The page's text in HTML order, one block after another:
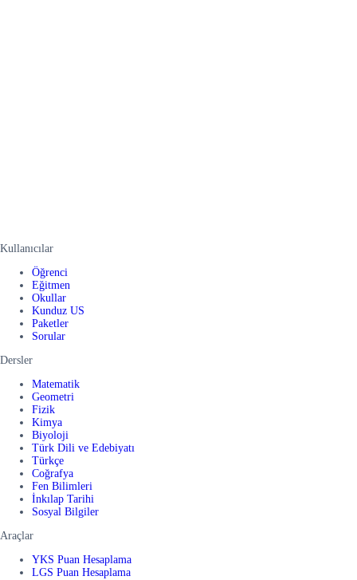
Kullanıcılar
Öğrenci
Eğitmen
Okullar
Kunduz US
Paketler
Sorular
Dersler
Matematik
Geometri
Fizik
Kimya
Biyoloji
Türk Dili ve Edebiyatı
Türkçe
Coğrafya
Fen Bilimleri
İnkılap Tarihi
Sosyal Bilgiler
Araçlar
YKS Puan Hesaplama
LGS Puan Hesaplama